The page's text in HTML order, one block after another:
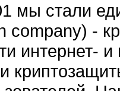
мы стали
company) -
интернет- и